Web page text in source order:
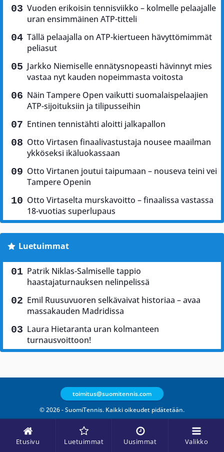
Etusivu Luetuimmat Uusimmat Valikko
Vuoden erikoisin tennisviikko – kolmelle pelaajalle
uran ensimmäinen ATP-titteli
Tällä pelaajalla on ATP-kiertueen hävyttömimmät
peliasut
Jarkko Niemiselle ennätysnopeasti hävinnyt mies
vastaa nyt kauden nopeimmasta voitosta
Näin Tampere Open vaikutti suomalaispelaajien
ATP-sijoituksiin ja tilipusseihin
Entinen tennistähti aloitti jalkapallon
Otto Virtasen finaalivastustaja nousee maailman
ykköseksi ikäluokassaan
Otto Virtanen joutui taipumaan – nouseva teini vei
Tampere Openin
Otto Virtaselta murskavoitto – finaalissa vastassa
18-vuotias superlupaus
Luetuimmat
Patrik Niklas-Salmiselle tappio
haastajaturnauksen nelinpelissä
Emil Ruusuvuoren selkävaivat historiaa – avaa
massakauden Madridissa
Laura Hietaranta uran kolmanteen
turnausvoittoon!
© 2026 - SuomiTennis. Kaikki oikeudet pidätetään.
toimitus@suomitennis.com